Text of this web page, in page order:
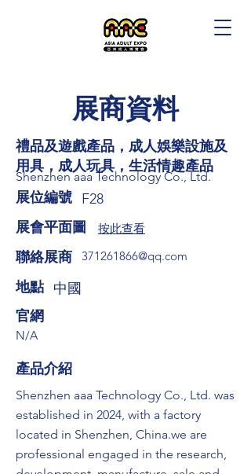
展商資料
禮品及遊戲產品，成人娛樂設施及
用具，成人玩具，生活情趣產品
Shenzhen aaa Technology Co., Ltd.
展位編號 F28
展會平面圖 按此查看
​聯絡展商 371261866@qq.com
​地點 中國
​官網
N/A
​產品介紹
Shenzhen aaa Technology Co., Ltd. was
established in 2024, with a factory
located in Shenzhen, China.we are
professional engaged in the research,